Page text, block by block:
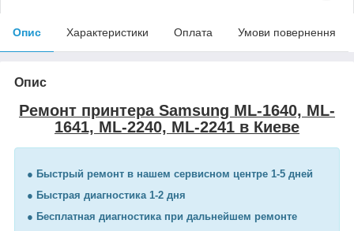
Опис Характеристики Оплата Умови повернення
Опис
Ремонт принтера Samsung ML-1640, ML-
1641, ML-2240, ML-2241 в Киеве
● Быстрый ремонт в нашем сервисном центре 1-5 дней
● Быстрая диагностика 1-2 дня
● Бесплатная диагностика при дальнейшем ремонте